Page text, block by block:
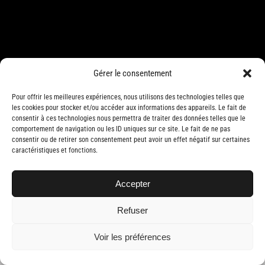
Gérer le consentement
Pour offrir les meilleures expériences, nous utilisons des technologies telles que
les cookies pour stocker et/ou accéder aux informations des appareils. Le fait de
consentir à ces technologies nous permettra de traiter des données telles que le
comportement de navigation ou les ID uniques sur ce site. Le fait de ne pas
consentir ou de retirer son consentement peut avoir un effet négatif sur certaines
caractéristiques et fonctions.
Accepter
Refuser
Voir les préférences
Copyright 2019 Traders 360 | Tous droits réservés | Conception web par
Delisoft